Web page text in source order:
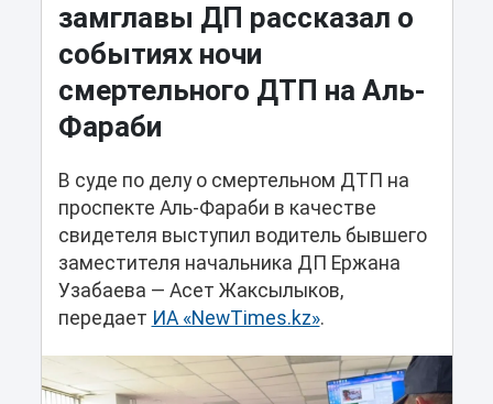
замглавы ДП рассказал о
событиях ночи
смертельного ДТП на Аль-
Фараби
В суде по делу о смертельном ДТП на
проспекте Аль-Фараби в качестве
свидетеля выступил водитель бывшего
заместителя начальника ДП Ержана
Узабаева — Асет Жаксылыков,
передает ИА «NewTimes.kz».